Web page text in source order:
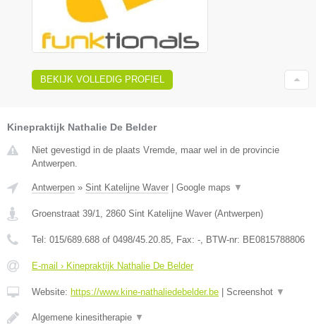
BEKIJK VOLLEDIG PROFIEL
Kinepraktijk Nathalie De Belder
Niet gevestigd in de plaats Vremde, maar wel in de provincie
Antwerpen.
Antwerpen » Sint Katelijne Waver Google maps ▼
Groenstraat 39/1, 2860 Sint Katelijne Waver (Antwerpen)
Tel: 015/689.688 of 0498/45.20.85, Fax: -, BTW-nr: BE0815788806
E-mail › Kinepraktijk Nathalie De Belder
Website: https://www.kine-nathaliedebelder.be Screenshot ▼
Algemene kinesitherapie ▼